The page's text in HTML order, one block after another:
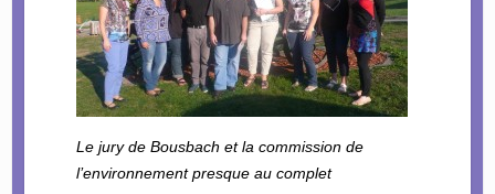
Le jury de Bousbach et la commission de
l’environnement presque au complet